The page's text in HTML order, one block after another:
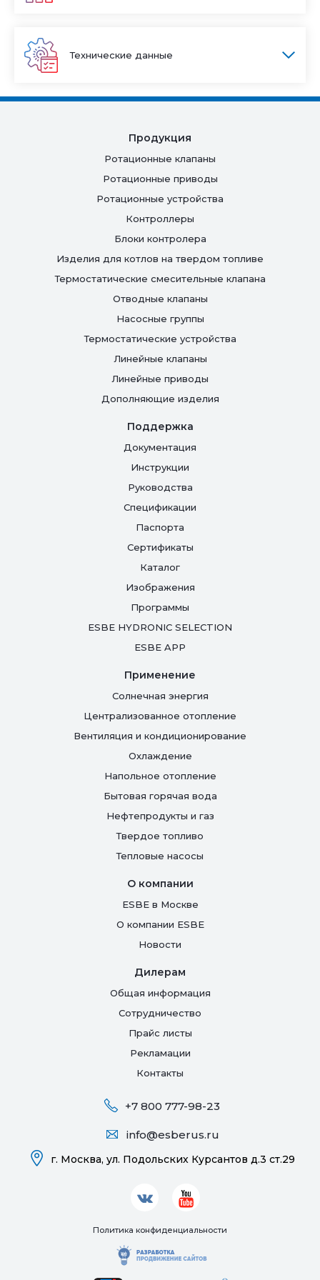
Технические данные
Продукция
Ротационные клапаны
Ротационные приводы
Ротационные устройства
Контроллеры
Блоки контролера
Изделия для котлов на твердом топливе
Термостатические смесительные клапана
Отводные клапаны
Насосные группы
Термостатические устройства
Линейные клапаны
Линейные приводы
Дополняющие изделия
Поддержка
Документация
Инструкции
Руководства
Спецификации
Паспорта
Сертификаты
Каталог
Изображения
Программы
ESBE HYDRONIC SELECTION
ESBE APP
Применение
Солнечная энергия
Централизованное отопление
Вентиляция и кондиционирование
Oхлаждение
Напольное отопление
Бытовая горячая вода
Нефтепродукты и газ
Твердое топливо
Тепловые насосы
О компании
ESBE в Москве
О компании ESBE
Новости
Дилерам
Общая информация
Сотрудничество
Прайс листы
Рекламации
Контакты
+7 800 777-98-23
info@esberus.ru
г. Москва, ул. Подольских Курсантов д.3 ст.29
Политика конфиденциальности